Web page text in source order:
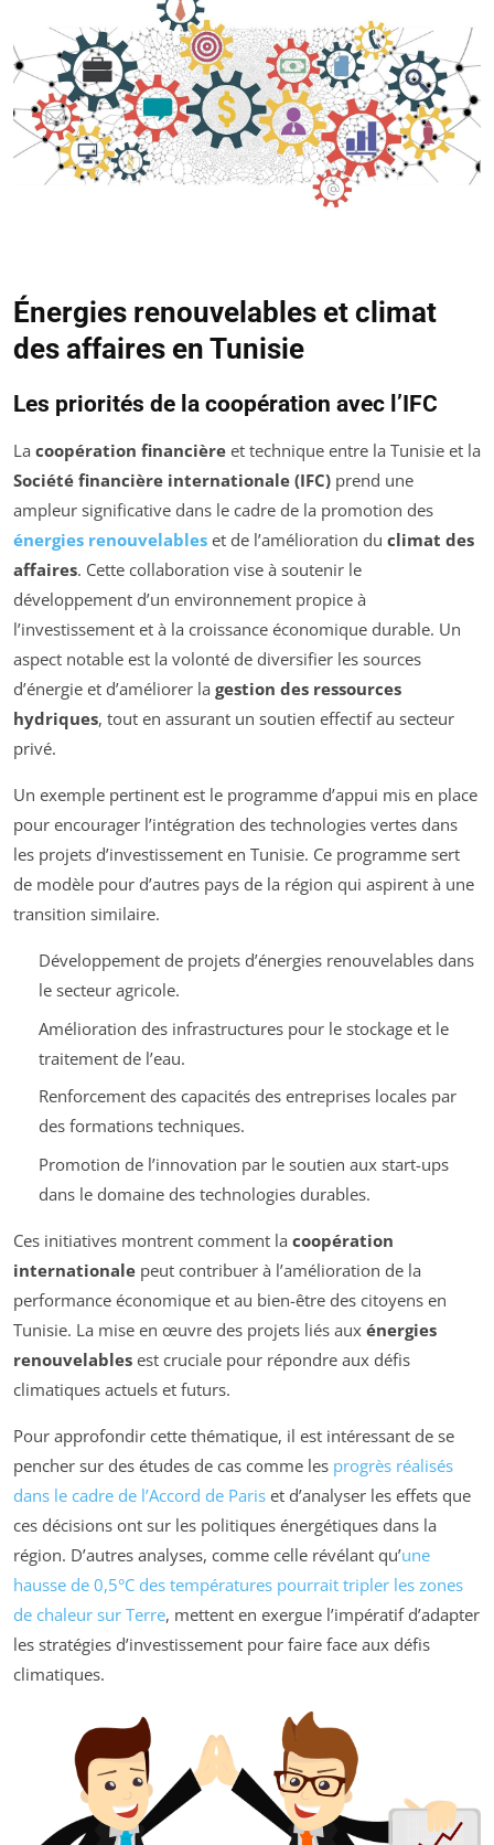
Énergies renouvelables et climat
des affaires en Tunisie
Les priorités de la coopération avec l’IFC
La coopération financière et technique entre la Tunisie et la
Société financière internationale (IFC) prend une
ampleur significative dans le cadre de la promotion des
énergies renouvelables et de l’amélioration du climat des
affaires. Cette collaboration vise à soutenir le
développement d’un environnement propice à
l’investissement et à la croissance économique durable. Un
aspect notable est la volonté de diversifier les sources
d’énergie et d’améliorer la gestion des ressources
hydriques, tout en assurant un soutien effectif au secteur
privé.
Un exemple pertinent est le programme d’appui mis en place
pour encourager l’intégration des technologies vertes dans
les projets d’investissement en Tunisie. Ce programme sert
de modèle pour d’autres pays de la région qui aspirent à une
transition similaire.
Développement de projets d’énergies renouvelables dans
le secteur agricole.
Amélioration des infrastructures pour le stockage et le
traitement de l’eau.
Renforcement des capacités des entreprises locales par
des formations techniques.
Promotion de l’innovation par le soutien aux start-ups
dans le domaine des technologies durables.
Ces initiatives montrent comment la coopération
internationale peut contribuer à l’amélioration de la
performance économique et au bien-être des citoyens en
Tunisie. La mise en œuvre des projets liés aux énergies
renouvelables est cruciale pour répondre aux défis
climatiques actuels et futurs.
Pour approfondir cette thématique, il est intéressant de se
pencher sur des études de cas comme les progrès réalisés
dans le cadre de l’Accord de Paris et d’analyser les effets que
ces décisions ont sur les politiques énergétiques dans la
région. D’autres analyses, comme celle révélant qu’une
hausse de 0,5°C des températures pourrait tripler les zones
de chaleur sur Terre, mettent en exergue l’impératif d’adapter
les stratégies d’investissement pour faire face aux défis
climatiques.